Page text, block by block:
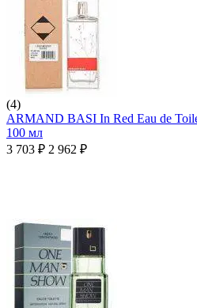
(4)
ARMAND BASI In Red Eau de
100 мл
3 703 ₽ 2 962 ₽